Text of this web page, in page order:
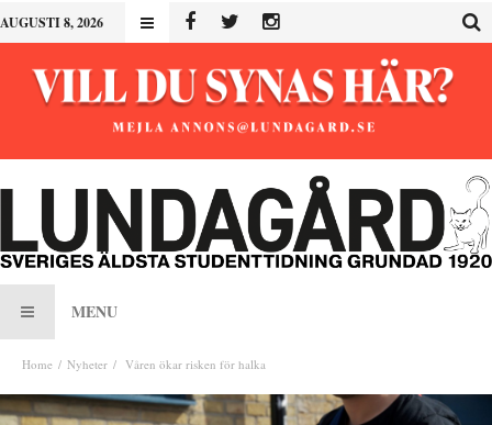
AUGUSTI 8, 2026
MENU
Home Nyheter Våren ökar risken för halka